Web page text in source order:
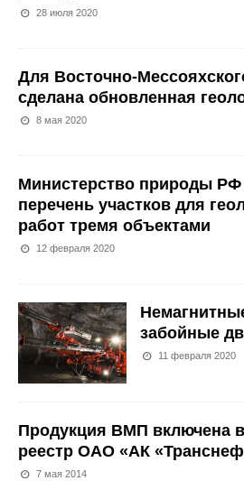
28 июля 2020
Для Восточно-
сделана обновленная
8 мая 2020
Министерство природы
перечень участков для
работ тремя объектами
12 февраля 2020
забойные
11 февраля 2020
Продукция ВМП включена
реестр ОАО «АК
7 мая 2014